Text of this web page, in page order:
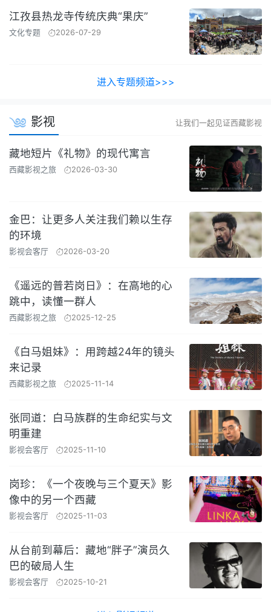
江孜县热龙寺传统庆典“果庆”
文化专题 2026-07-29
进入专题频道>>>
影视 让我们一起见证西藏影视
藏地短片《礼物》的现代寓言
西藏影视之旅 2026-03-30
金巴：让更多人关注我们赖以生存
的环境
影视会客厅 2026-03-20
《遥远的普若岗日》：在高地的心
跳中，读懂一群人
西藏影视之旅 2025-12-25
《白马姐妹》：用跨越24年的镜头
来记录
西藏影视之旅 2025-11-14
张同道：白马族群的生命纪实与文
明重建
影视会客厅 2025-11-10
岗珍：《一个夜晚与三个夏天》影
像中的另一个西藏
影视会客厅 2025-11-03
从台前到幕后：藏地“胖子”演员久
巴的破局人生
影视会客厅 2025-10-21